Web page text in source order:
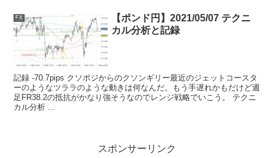
FX
【ポンド円】2021/05/07 テクニ
カル分析と記録
記録 -70.7pips クソポジからのクソンギリー最近のジェットコースタ
ーのようなツララのような動きは何なんだ。もう手遅れかもだけど週
足FR38.2の抵抗がかなり強そうなのでレンジ戦略でいこう。 テクニ
カル分析 ...
スポンサーリンク